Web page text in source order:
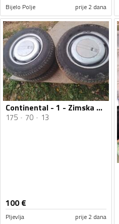
Bijelo Polje prije 2 dana
Continental - 1 - Zimska guma
175 70 13
100€
Pljevlja prije 2 dana